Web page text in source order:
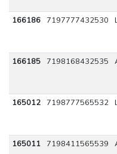
166186 7197777432530
166185 7198168432535
165012 7198777565532
165011 7198411565539